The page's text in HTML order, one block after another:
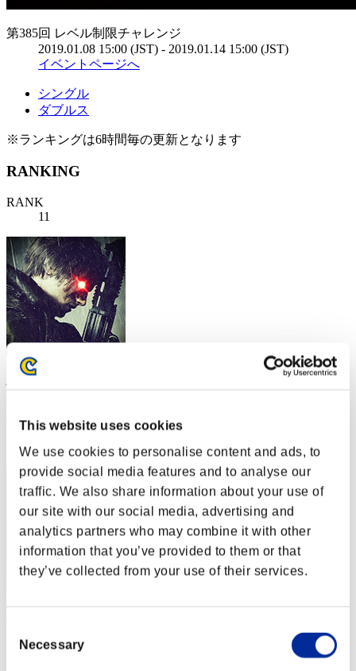
This website uses cookies
We use cookies to personalise content and ads, to
provide social media features and to analyse our
traffic. We also share information about your use of
our site with our social media, advertising and
analytics partners who may combine it with other
information that you’ve provided to them or that
they’ve collected from your use of their services.
Selection
Necessary
第385回 レベル制限チャレンジ
2019.01.08 15:00 (JST) - 2019.01.14 15:00 (JST)
イベントページへ
シングル
ダブルス
※ランキングは6時間毎の更新となります
RANKING
RANK
11
jpzapd07
RANK
12
hakaidar
スコア:Lv:1/01'55"24